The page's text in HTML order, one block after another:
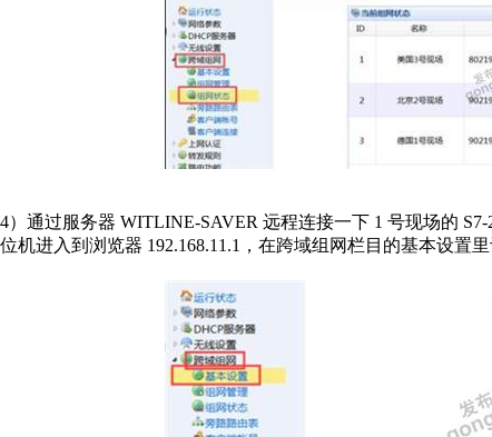
4）通过服务器 WITLINE-SAVER 远程连接一下 1 号现场的
位机进入到浏览器 192.168.11.1，在跨域组网栏目的基本设置